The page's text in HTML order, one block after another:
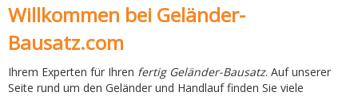
Willkommen bei Geländer-
Bausatz.com
Ihrem Experten für Ihren fertig Geländer-Bausatz. Auf unserer
Seite rund um den Geländer und Handlauf finden Sie viele